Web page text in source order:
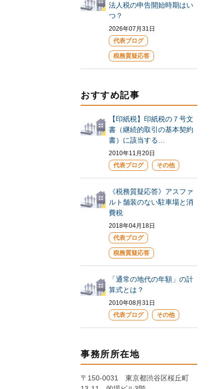
法人税の申告開始時期はい
つ？
2026年07月31日
代表ブログ
税務質疑応答
おすすめ記事
【印紙税】印紙税の７号文
書（継続的取引の基本契約
書）に該当する…
2010年11月20日
代表ブログ
その他
《税務質疑応答》アスファ
ルト舗装のない駐車場と消
費税
2018年04月18日
代表ブログ
税務質疑応答
「通常の地代の年額」の計
算式とは？
2010年08月31日
代表ブログ
その他
事務所所在地
〒150-0031 東京都渋谷区桜丘町